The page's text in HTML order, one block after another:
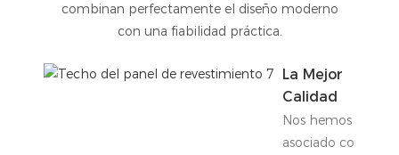
combinan perfectamente el diseño moderno
con una fiabilidad práctica.
La Mejor
Calidad
Nos hemos
asociado con